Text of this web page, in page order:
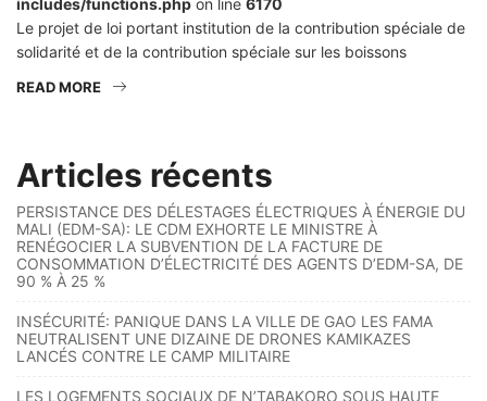
includes/functions.php on line 6170
Le projet de loi portant institution de la contribution spéciale de
solidarité et de la contribution spéciale sur les boissons
READ MORE
Articles récents
PERSISTANCE DES DÉLESTAGES ÉLECTRIQUES À ÉNERGIE DU
MALI (EDM-SA): LE CDM EXHORTE LE MINISTRE À
RENÉGOCIER LA SUBVENTION DE LA FACTURE DE
CONSOMMATION D’ÉLECTRICITÉ DES AGENTS D’EDM-SA, DE
90 % À 25 %
INSÉCURITÉ: PANIQUE DANS LA VILLE DE GAO LES FAMA
NEUTRALISENT UNE DIZAINE DE DRONES KAMIKAZES
LANCÉS CONTRE LE CAMP MILITAIRE
LES LOGEMENTS SOCIAUX DE N’TABAKORO SOUS HAUTE